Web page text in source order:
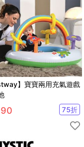
】寶寶兩用充氣遊戲
75折